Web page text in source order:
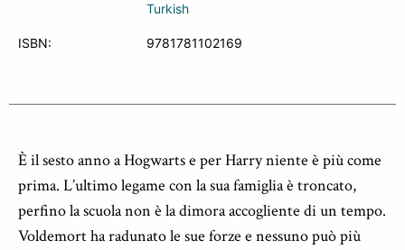
Turkish
ISBN: 9781781102169
È il sesto anno a Hogwarts e per Harry niente è più come
prima. L’ultimo legame con la sua famiglia è troncato,
perfino la scuola non è la dimora accogliente di un tempo.
Voldemort ha radunato le sue forze e nessuno può più